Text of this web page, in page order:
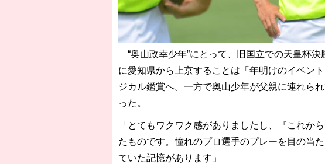
“奥山政幸少年”にとって、旧国立での天皇杯
に愛知県から上京することは「年明けのイベン
ジカル鑑賞へ。一方で奥山少年が父親に連れら
った。
「とてもワクワク感がありましたし、『これか
たものです。憧れのプロ選手のプレーを目の当
ていた記憶があります」